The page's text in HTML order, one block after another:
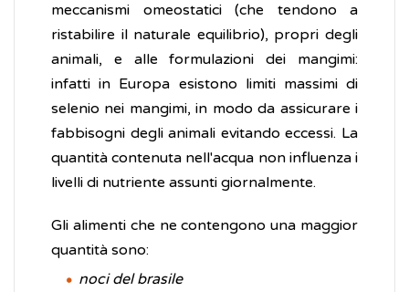
meccanismi omeostatici (che tendono a
ristabilire il naturale equilibrio), propri degli
animali, e alle formulazioni dei mangimi:
infatti in Europa esistono limiti massimi di
selenio nei mangimi, in modo da assicurare i
fabbisogni degli animali evitando eccessi. La
quantità contenuta nell'acqua non influenza i
livelli di nutriente assunti giornalmente.
Gli alimenti che ne contengono una maggior
quantità sono:
noci del brasile